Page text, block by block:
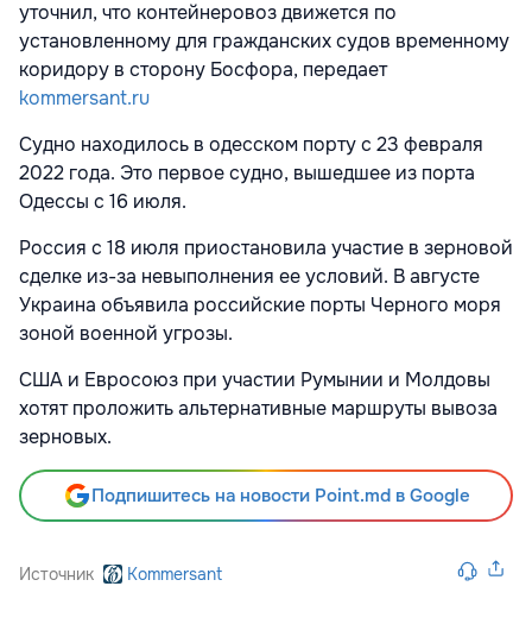
уточнил, что контейнеровоз движется по
установленному для гражданских судов временному
коридору в сторону Босфора, передает
kommersant.ru
Судно находилось в одесском порту с 23 февраля
2022 года. Это первое судно, вышедшее из порта
Одессы с 16 июля.
Россия с 18 июля приостановила участие в зерновой
сделке из-за невыполнения ее условий. В августе
Украина объявила российские порты Черного моря
зоной военной угрозы.
США и Евросоюз при участии Румынии и Молдовы
хотят проложить альтернативные маршруты вывоза
зерновых.
Подпишитесь на новости Point.md в Google
Источник Kommersant